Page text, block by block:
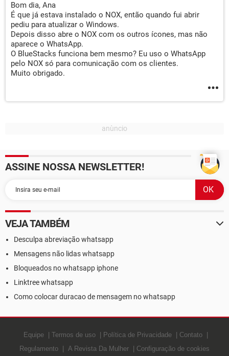
Bom dia, Ana
É que já estava instalado o NOX, então quando fui abrir
pediu para atualizar o Windows.
Depois disso abre o NOX com os outros ícones, mas não
aparece o WhatsApp.
O BlueStacks funciona bem mesmo? Eu uso o WhatsApp
pelo NOX só para comunicação com os clientes.
Muito obrigado.
ASSINE NOSSA NEWSLETTER!
VEJA TAMBÉM
Desculpa abreviação whatsapp
Mensagens não lidas whatsapp
Bloqueados no whatsapp iphone
Linktree whatsapp
Como colocar duracao de mensagem no whatsapp
Equipe Termos de uso Política de Privacidade
Contato
Regulamento
A Revista Da Mulher Configuração de cookies